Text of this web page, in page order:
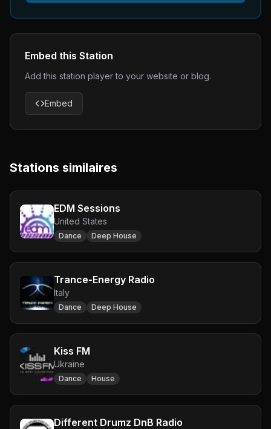
Embed this Station
Add this station player to your website or blog.
Embed
Stations similaires
EDM Sessions
United States
Dance Deep House
Trance-Energy Radio
Italy
Dance Deep House
Kiss FM
Ukraine
Dance House
Different Drumz DnB Radio